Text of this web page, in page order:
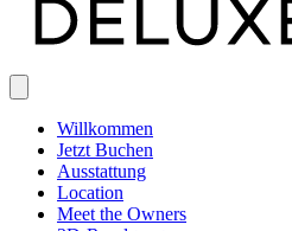
Willkommen
Jetzt Buchen
Ausstattung
Location
Meet the Owners